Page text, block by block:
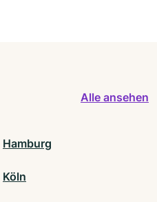
Alle ansehen
Hamburg
Köln